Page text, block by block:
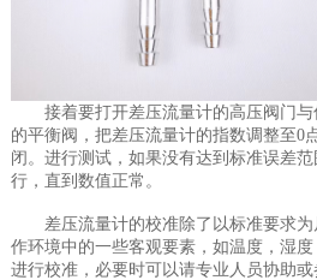
接着要打开差压流量计的高压阀门与
的平衡阀，把差压流量计的指数调整至0
闭。进行测试，如果没有达到标准误差
行，直到数值正常。
差压流量计的校准除了以标准要求为
作环境中的一些客观要素，如温度，湿
进行校准，必要时可以请专业人员协助